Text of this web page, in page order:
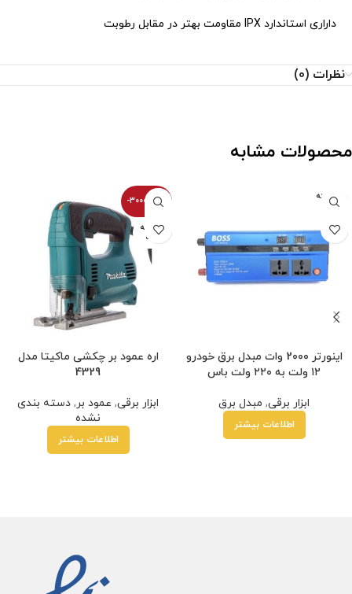
داراری استاندارد IPX مقاومت بهتر در مقابل رطوبت
نظرات (0)
محصولات مشابه
فروخته
شده
اینورتر 2۰۰۰ وات مبدل برق خودرو
۱۲ ولت به ۲۲۰ ولت باس
ابزار برقی, مبدل برق
اطلاعات بیشتر
-30000100%
فروخته
شده
اره عمود بر چکشی ماکیتا مدل
4329
ابزار برقی, عمود بر, دسته بندی
نشده
اطلاعات بیشتر